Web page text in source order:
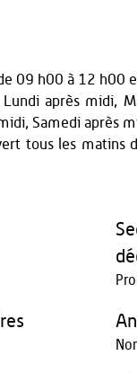
09 h00 à 12 h00
après midi,
Samedi après
tous les matins